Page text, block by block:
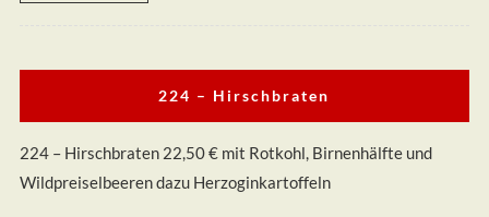
224 – Hirschbraten
224 – Hirschbraten 22,50 € mit Rotkohl, Birnenhälfte und
Wildpreiselbeeren dazu Herzoginkartoffeln